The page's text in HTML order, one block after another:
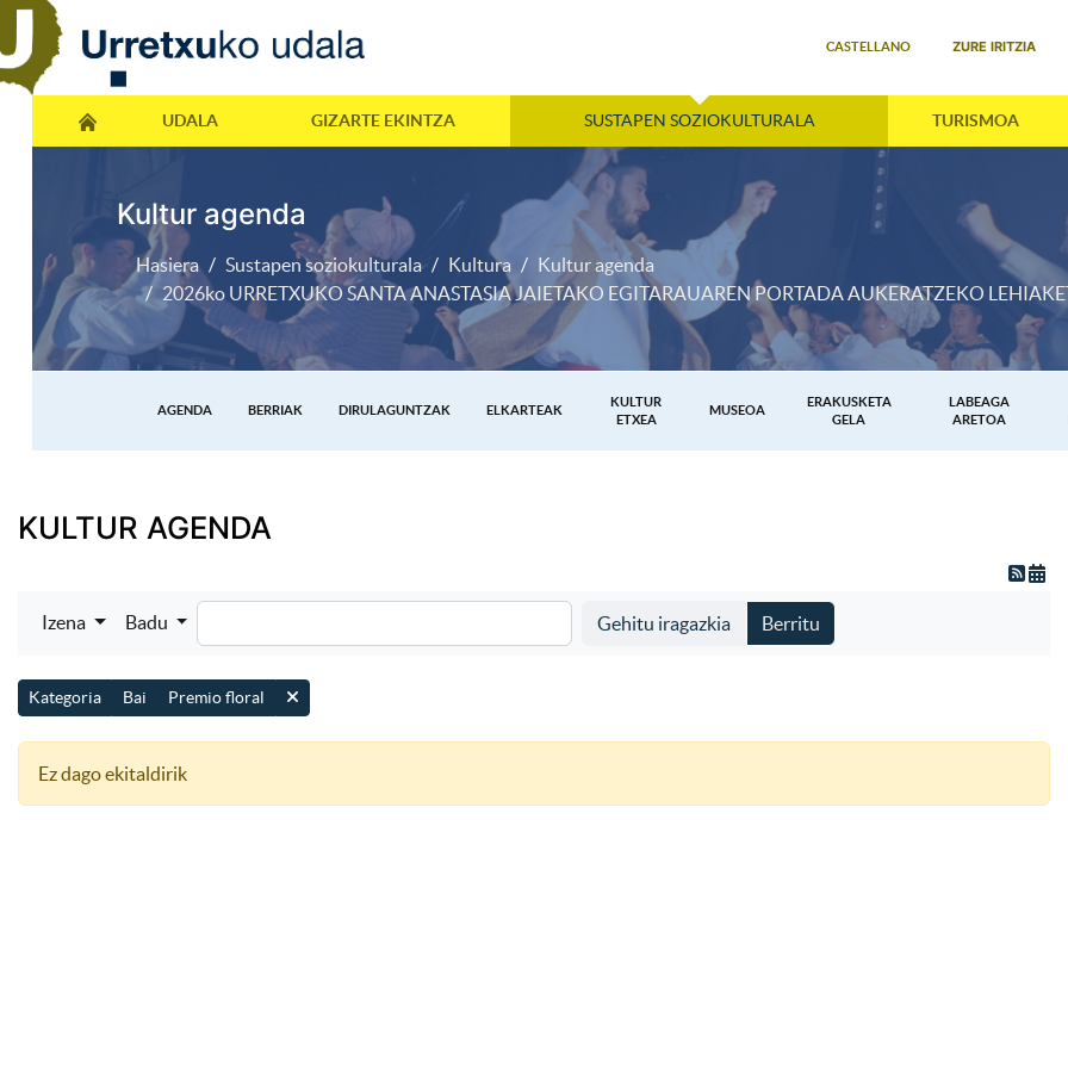
CASTELLANO ZURE IRITZIA
UDALA GIZARTE EKINTZA SUSTAPEN SOZIOKULTURALA TURISMOA
Kultur agenda
Hasiera Sustapen soziokulturala Kultura
Kultur agenda
2026ko URRETXUKO SANTA ANASTASIA JAIETAKO EGITARAUAREN PORTADA AUKERATZEKO
AGENDA BERRIAK DIRULAGUNTZAK ELKARTEAK
KULTUR
ETXEA
MUSEOA
ERAKUSKETA
GELA
LABEAGA
ARETOA
KULTUR AGENDA
Izena Badu Gehitu iragazkia Berritu
Kategoria Bai Premio floral
Ez dago ekitaldirik